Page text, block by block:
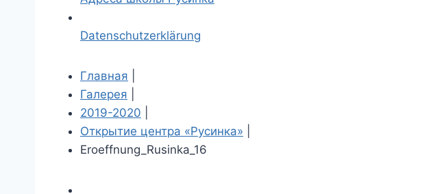
Datenschutzerklärung
Главная
Галерея
2019-2020
Открытие центра «Русинка»
Eroeffnung_Rusinka_16